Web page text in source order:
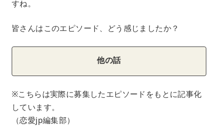
すね。
皆さんはこのエピソード、どう感じましたか？
他の話
※こちらは実際に募集したエピソードをもとに記事化
しています。
（恋愛jp編集部）